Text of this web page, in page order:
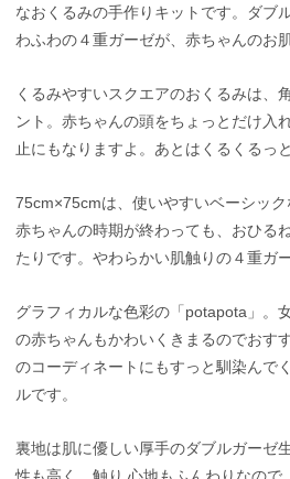
なおくるみの手作りキットです。ダブ
わふわの４重ガーゼが、赤ちゃんのお
くるみやすいスクエアのおくるみは、
ント。赤ちゃんの頭をちょっとだけ入
止にもなりますよ。あとはくるくるっ
75cm×75cmは、使いやすいベーシッ
赤ちゃんの時期が終わっても、おひる
たりです。やわらかい肌触りの４重ガ
グラフィカルな色彩の「potapota」。
の赤ちゃんもかわいくきまるのでおす
のコーディネートにもすっと馴染んで
ルです。
裏地は肌に優しい厚手のダブルガーゼ
性も高く、触り 心地もふんわりなので